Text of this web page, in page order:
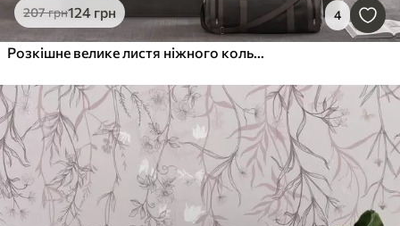
207грн124 грн 4
Розкішне велике листя ніжного кольору